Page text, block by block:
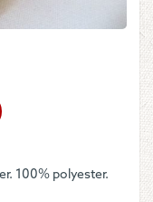
100% polyester.